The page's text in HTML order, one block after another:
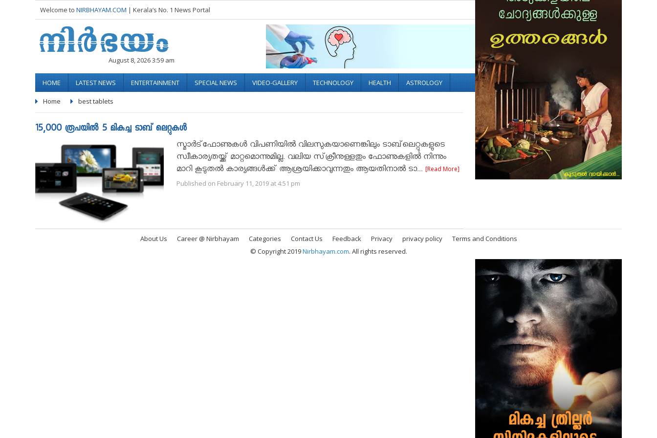
Welcome to NIRBHAYAM.COM | Kerala’s No. 1 News Portal Socialize with us
August 8, 2026 3:59 am
HOME LATEST NEWS ENTERTAINMENT SPECIAL NEWS VIDEO-GALLERY TECHNOLOGY HEALTH ASTROLOGY
Home best tablets
15,000 രൂപയില്‍ 5 മികച്ച ടാബ് ലെറ്റുകള്‍
സ്മാര്‍ട്‌ഫോണുകള്‍ വിപണിയില്‍ വിലസുകയാണെങ്കിലും ടാബ്‌ലെറ്റുകളുടെ
സ്വീകാര്യതയ്ക്ക് മാറ്റമൊന്നുമില്ല. വലിയ സ്‌ക്രീനുള്ളതും ഫോണുകളില്‍ നിന്നും
മാറി കൂടുതല്‍ കാര്യങ്ങള്‍ക്ക് ആശ്രയിക്കാവുന്നതും ആയതിനാല്‍ ടാ... [Read More]
Published on February 11, 2019 at 4:51 pm
About Us Career @ Nirbhayam Categories Contact Us Feedback Privacy privacy policy
Terms and Conditions
© Copyright 2019Nirbhayam.com. All rights reserved.